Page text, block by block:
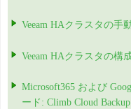
Veeam HAクラスタの手
Veeam HAクラスタの構
Microsoft365 および
ード: Climb Cloud Backup